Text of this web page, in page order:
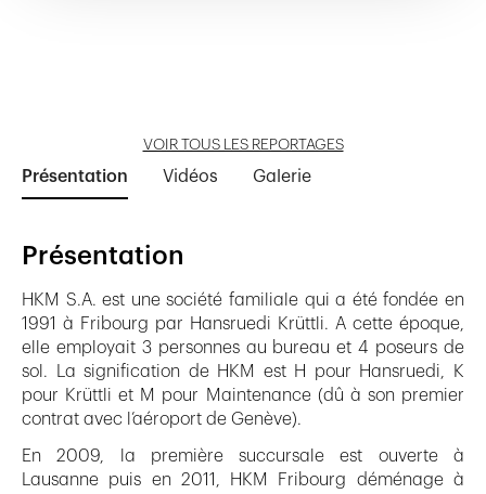
VOIR TOUS LES REPORTAGES
Présentation Vidéos Galerie
Présentation
HKM S.A. est une société familiale qui a été fondée en
1991 à Fribourg par Hansruedi Krüttli. A cette époque,
elle employait 3 personnes au bureau et 4 poseurs de
sol. La signification de HKM est H pour Hansruedi, K
pour Krüttli et M pour Maintenance (dû à son premier
contrat avec l’aéroport de Genève).
En 2009, la première succursale est ouverte à
Lausanne puis en 2011, HKM Fribourg déménage à